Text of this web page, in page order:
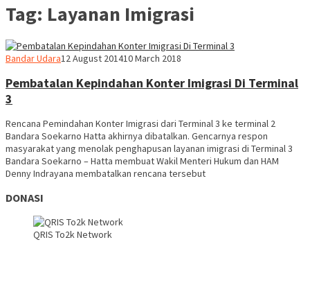
Tag: Layanan Imigrasi
Bandar UdaraWebmaster
12 August 201410 March 2018
Pembatalan Kepindahan Konter Imigrasi Di Terminal
3
Rencana Pemindahan Konter Imigrasi dari Terminal 3 ke terminal 2
Bandara Soekarno Hatta akhirnya dibatalkan. Gencarnya respon
masyarakat yang menolak penghapusan layanan imigrasi di Terminal 3
Bandara Soekarno – Hatta membuat Wakil Menteri Hukum dan HAM
Denny Indrayana membatalkan rencana tersebut
DONASI
QRIS To2k Network